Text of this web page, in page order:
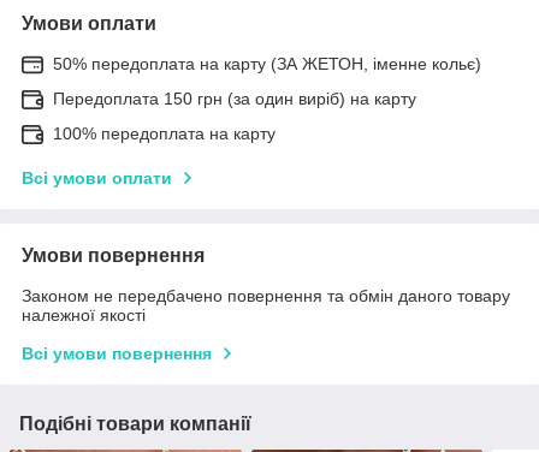
Умови оплати
50% передоплата на карту (ЗА ЖЕТОН, іменне кольє)
Передоплата 150 грн (за один виріб) на карту
100% передоплата на карту
Всі умови оплати
Умови повернення
Законом не передбачено повернення та обмін даного товару
належної якості
Всі умови повернення
Подібні товари компанії